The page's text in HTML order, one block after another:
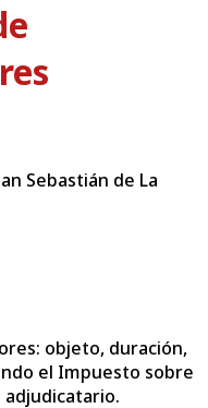
Sebastián de La
objeto, duración,
el Impuesto sobre
adjudicatario.